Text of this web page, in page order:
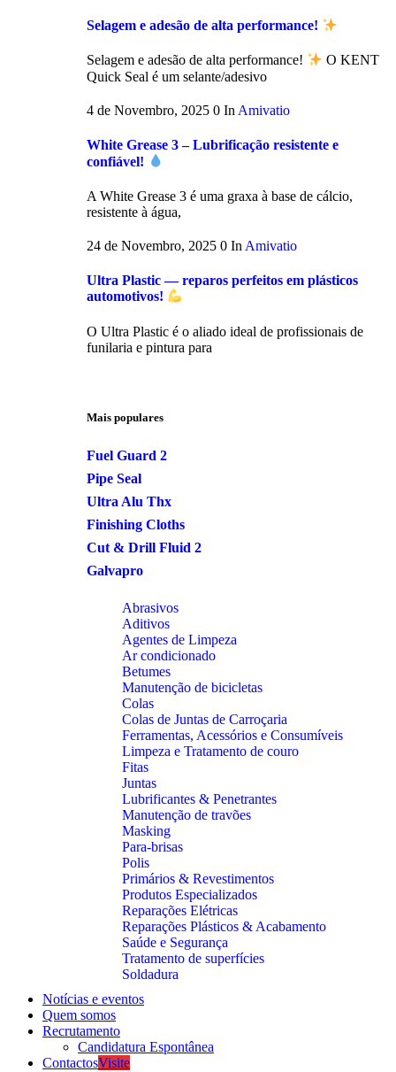
Selagem e adesão de alta performance!
Selagem e adesão de alta performance!
O KENT
Quick Seal é um selante/adesivo
4 de Novembro, 2025 0 In Amivatio
White Grease 3 – Lubrificação resistente e
confiável!
A White Grease 3 é uma graxa à base de cálcio,
resistente à água,
24 de Novembro, 2025 0 In Amivatio
Ultra Plastic — reparos perfeitos em plásticos
automotivos!
O Ultra Plastic é o aliado ideal de profissionais de
funilaria e pintura para
Mais populares
Fuel Guard 2
Pipe Seal
Ultra Alu Thx
Finishing Cloths
Cut & Drill Fluid 2
Galvapro
Abrasivos
Aditivos
Agentes de Limpeza
Ar condicionado
Betumes
Manutenção de bicicletas
Colas
Colas de Juntas de Carroçaria
Ferramentas, Acessórios e Consumíveis
Limpeza e Tratamento de couro
Fitas
Juntas
Lubrificantes & Penetrantes
Manutenção de travões
Masking
Para-brisas
Polis
Primários & Revestimentos
Produtos Especializados
Reparações Elétricas
Reparações Plásticos & Acabamento
Saúde e Segurança
Tratamento de superfícies
Soldadura
Notícias e eventos
Quem somos
Recrutamento
Candidatura Espontânea
ContactosVisite